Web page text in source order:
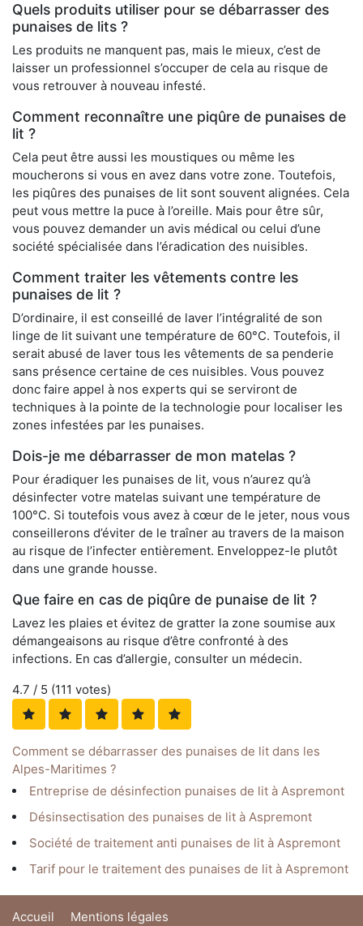
Quels produits utiliser pour se débarrasser des
punaises de lits ?
Les produits ne manquent pas, mais le mieux, c’est de
laisser un professionnel s’occuper de cela au risque de
vous retrouver à nouveau infesté.
Comment reconnaître une piqûre de punaises de
lit ?
Cela peut être aussi les moustiques ou même les
moucherons si vous en avez dans votre zone. Toutefois,
les piqûres des punaises de lit sont souvent alignées. Cela
peut vous mettre la puce à l’oreille. Mais pour être sûr,
vous pouvez demander un avis médical ou celui d’une
société spécialisée dans l’éradication des nuisibles.
Comment traiter les vêtements contre les
punaises de lit ?
D’ordinaire, il est conseillé de laver l’intégralité de son
linge de lit suivant une température de 60°C. Toutefois, il
serait abusé de laver tous les vêtements de sa penderie
sans présence certaine de ces nuisibles. Vous pouvez
donc faire appel à nos experts qui se serviront de
techniques à la pointe de la technologie pour localiser les
zones infestées par les punaises.
Dois-je me débarrasser de mon matelas ?
Pour éradiquer les punaises de lit, vous n’aurez qu’à
désinfecter votre matelas suivant une température de
100°C. Si toutefois vous avez à cœur de le jeter, nous vous
conseillerons d’éviter de le traîner au travers de la maison
au risque de l’infecter entièrement. Enveloppez-le plutôt
dans une grande housse.
Que faire en cas de piqûre de punaise de lit ?
Lavez les plaies et évitez de gratter la zone soumise aux
démangeaisons au risque d’être confronté à des
infections. En cas d’allergie, consulter un médecin.
4.7 / 5 (111 votes)
Comment se débarrasser des punaises de lit dans les
Alpes-Maritimes ?
Entreprise de désinfection punaises de lit à Aspremont
Désinsectisation des punaises de lit à Aspremont
Société de traitement anti punaises de lit à Aspremont
Tarif pour le traitement des punaises de lit à Aspremont
Accueil Mentions légales